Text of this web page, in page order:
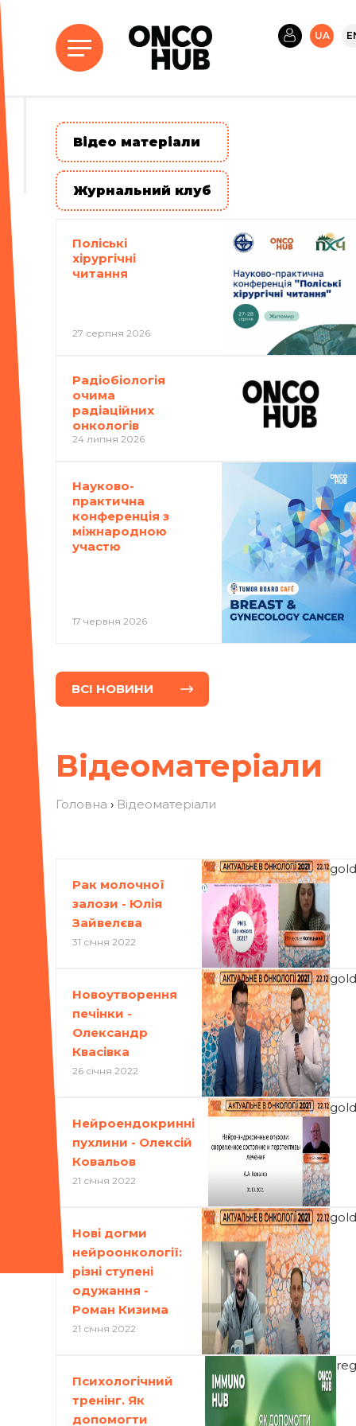
UA
Відеоматеріали
Головна › Відеоматеріали
gold
Рак молочної
залози - Юлія
Зайвелєва
31 січня 2022
gold
Новоутворення
печінки -
Олександр
Квасівка
26 січня 2022
gold
Нейроендокринні
пухлини - Олексій
Ковальов
21 січня 2022
gold
Нові догми
нейроонкології:
різні ступені
одужання -
Роман Кизима
21 січня 2022
reg
Психологічний
тренінг. Як
допомогти
Вiдео матерiали
Журнальний клуб
Поліські
хірургічні
читання
27 серпня 2026
Радіобіологія
очима
радіаційних
онкологів
24 липня 2026
Науково-
практична
конференція з
міжнародною
участю
17 червня 2026
ВСI НОВИНИ